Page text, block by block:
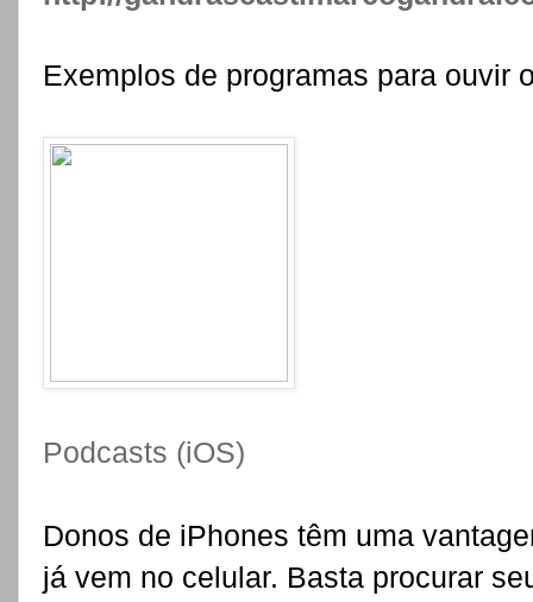
Exemplos de programas para ouvir
Podcasts (iOS)
Donos de iPhones têm uma
já vem no celular. Basta procurar